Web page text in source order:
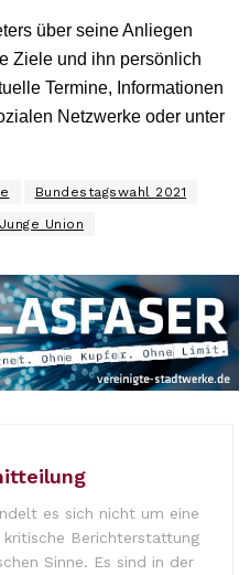
über seine Anliegen
Ziele und ihn persönlich
Termine, Informationen
Netzwerke oder unter
Bundestagswahl 2021
Junge Union
es sich nicht um eine
Berichterstattung
Sinne. Es sind in der